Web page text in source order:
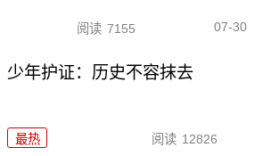
阅读 7155 07-30
少年护证：历史不容抹去
最热 阅读 12826